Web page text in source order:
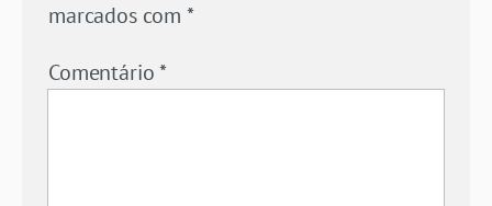
marcados com *
Comentário*